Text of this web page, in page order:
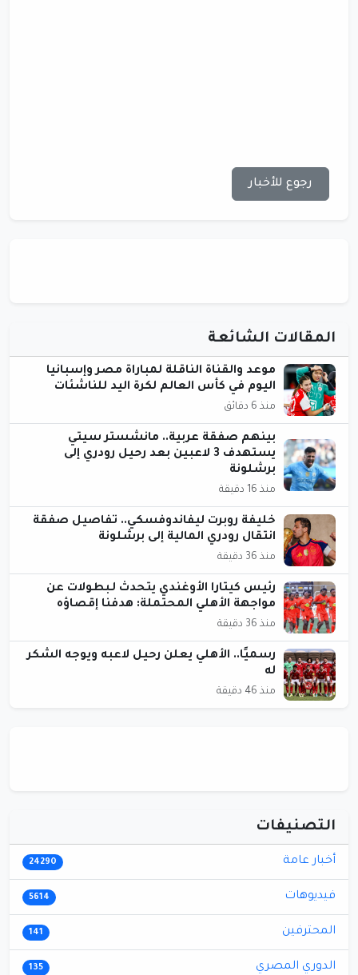
رجوع للأخبار
المقالات الشائعة
موعد والقناة الناقلة لمباراة مصر وإسبانيا
اليوم في كأس العالم لكرة اليد للناشئات
منذ 6 دقائق
بينهم صفقة عربية.. مانشستر سيتي
يستهدف 3 لاعبين بعد رحيل رودري إلى
برشلونة
منذ 16 دقيقة
خليفة روبرت ليفاندوفسكي.. تفاصيل صفقة
انتقال رودري المالية إلى برشلونة
منذ 36 دقيقة
رئيس كيتارا الأوغندي يتحدث لـبطولات عن
مواجهة الأهلي المحتملة: هدفنا إقصاؤه
منذ 36 دقيقة
رسميًا.. الأهلي يعلن رحيل لاعبه ويوجه الشكر
له
منذ 46 دقيقة
التصنيفات
أخبار عامة 24290
فيديوهات 5614
المحترفين 141
الدوري المصري 135